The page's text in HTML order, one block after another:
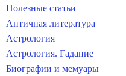
Полезные статьи
Античная литература
Астрология
Астрология. Гадание
Биографии и мемуары